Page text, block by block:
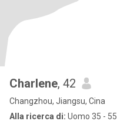
Charlene, 42
Changzhou, Jiangsu, Cina
Alla ricerca di: Uomo 35 - 55